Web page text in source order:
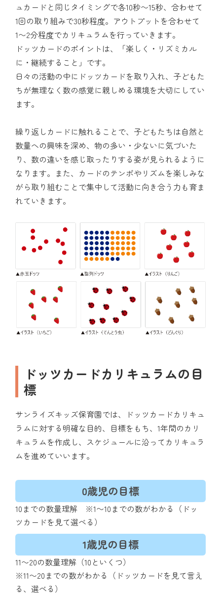
ュカードと同じタイミングで各10秒〜15秒、合わせて
1回の取り組みで30秒程度。アウトプットを合わせて
1〜2分程度でカリキュラムを行っていきます。
ドッツカードのポイントは、「楽しく・リズミカル
に・継続すること」です。
日々の活動の中にドッツカードを取り入れ、子どもた
ちが無理なく数の感覚に親しめる環境を大切にしてい
ます。
繰り返しカードに触れることで、子どもたちは自然と
数量への興味を深め、物の多い・少ないに気づいた
り、数の違いを感じ取ったりする姿が見られるように
なります。また、カードのテンポやリズムを楽しみな
がら取り組むことで集中して活動に向き合う力も育ま
れていきます。
ドッツカードカリキュラムの目
標
サンライズキッズ保育園では、ドッツカードカリキュ
ラムに対する明確な目的、目標をもち、1年間のカリ
キュラムを作成し、スケジュールに沿ってカリキュラ
ムを進めていいます。
0歳児の目標
10までの数量理解 ※1〜10までの数がわかる（ドッ
ツカードを見て選べる）
1歳児の目標
11〜20の数量理解（10といくつ）
※11〜20までの数がわかる（ドッツカードを見て言え
る、選べる）